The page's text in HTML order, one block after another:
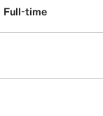
Full-time